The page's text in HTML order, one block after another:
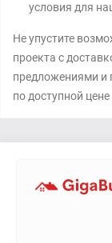
условия для
Не упустите
проекта с
предложениями и
по доступной